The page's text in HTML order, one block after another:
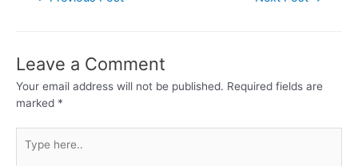
Leave a Comment
Your email address will not be published. Required fields are
marked *